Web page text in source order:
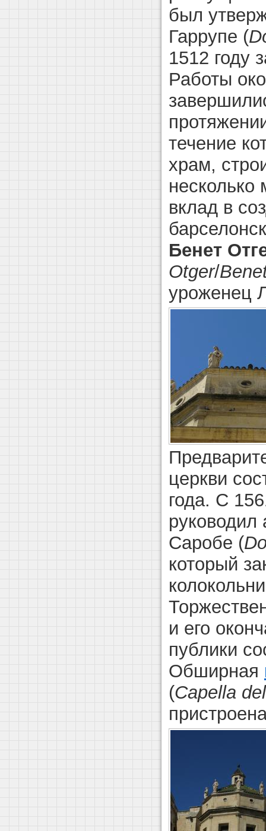
был
Гаррупе (
1512 году
Работы
течение
храм,
вклад в
Бенет
Otger/
уроженец
церкви
года. С
руководил
Саробе (
который
и его
публики
Обширная
(Capella